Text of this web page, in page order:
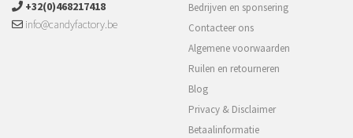
+32(0)468217418
info@candyfactory.be
Bedrijven en sponsering
Contacteer ons
Algemene voorwaarden
Ruilen en retourneren
Blog
Privacy & Disclaimer
Betaalinformatie